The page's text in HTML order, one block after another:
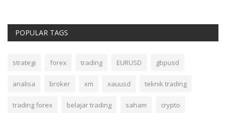
POPULAR TAGS
strategi forex trading EURUSD gbpusd
analisa broker xm xauusd teknik trading
trading forex belajar trading saham crypto